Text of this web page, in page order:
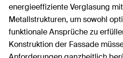
energieeffiziente Verglasung
Metallstrukturen, um sowohl
funktionale Ansprüche zu
Konstruktion der Fassade